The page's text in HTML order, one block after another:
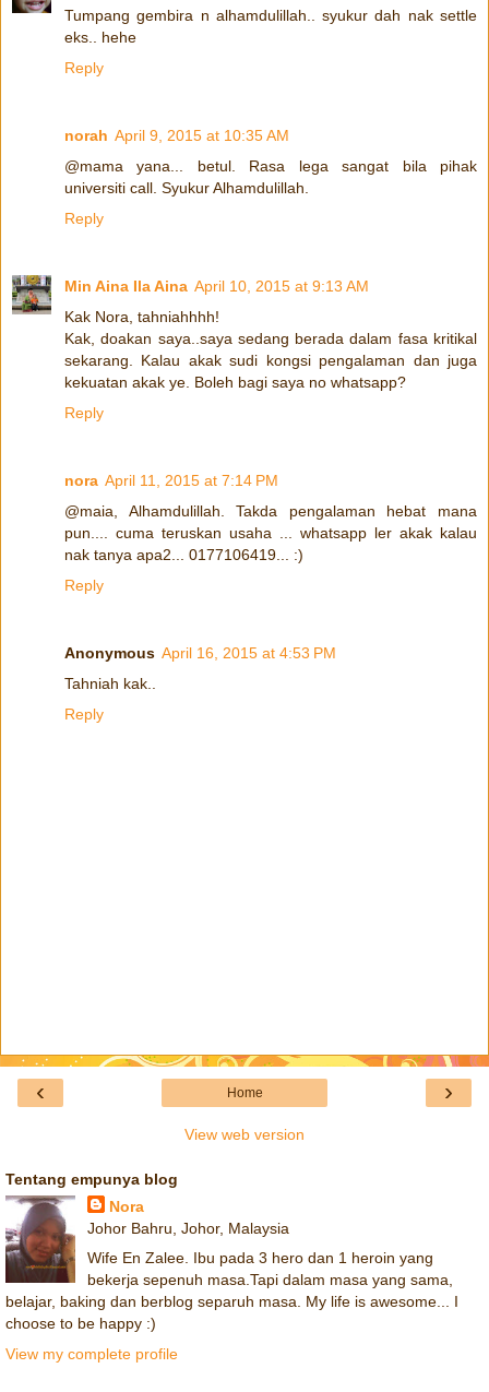
Tumpang gembira n alhamdulillah.. syukur dah nak settle
eks.. hehe
Reply
norah April 9, 2015 at 10:35 AM
@mama yana... betul. Rasa lega sangat bila pihak
universiti call. Syukur Alhamdulillah.
Reply
Min Aina Ila Aina April 10, 2015 at 9:13 AM
Kak Nora, tahniahhhh!
Kak, doakan saya..saya sedang berada dalam fasa kritikal
sekarang. Kalau akak sudi kongsi pengalaman dan juga
kekuatan akak ye. Boleh bagi saya no whatsapp?
Reply
nora April 11, 2015 at 7:14 PM
@maia, Alhamdulillah. Takda pengalaman hebat mana
pun.... cuma teruskan usaha ... whatsapp ler akak kalau
nak tanya apa2... 0177106419... :)
Reply
Anonymous April 16, 2015 at 4:53 PM
Tahniah kak..
Reply
‹ ›
Home
View web version
Tentang empunya blog
Nora
Johor Bahru, Johor, Malaysia
Wife En Zalee. Ibu pada 3 hero dan 1 heroin yang
bekerja sepenuh masa.Tapi dalam masa yang sama,
belajar, baking dan berblog separuh masa. My life is awesome... I
choose to be happy :)
View my complete profile